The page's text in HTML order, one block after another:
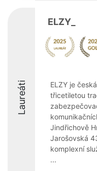
Laureáti
ELZY_
ELZY je
třicetiletou
Jindřichově
Jarošovská
komplexní
...